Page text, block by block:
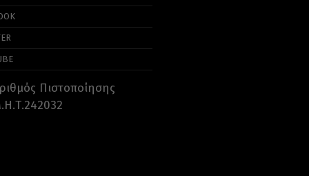
Πιστοποίησης